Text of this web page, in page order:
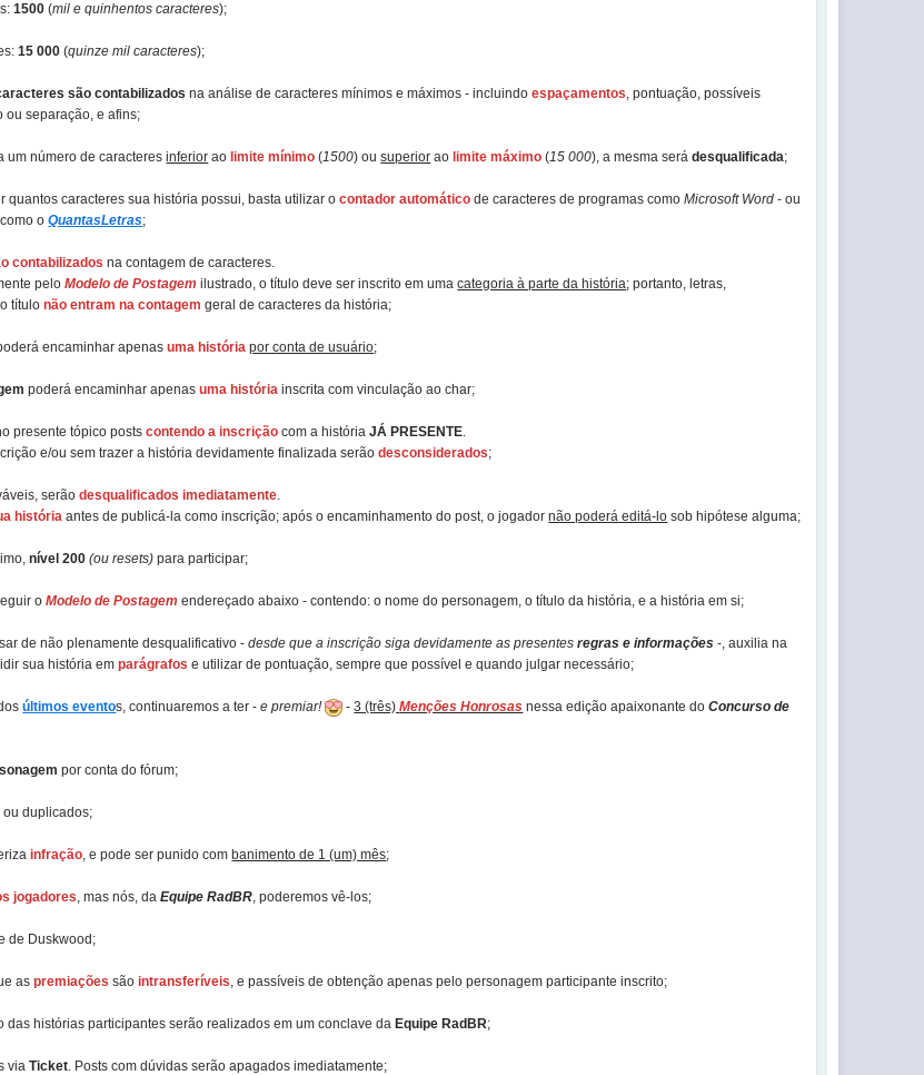
1500 (mil e quinhentos caracteres);
15 000 (quinze mil caracteres);
são contabilizados na análise de caracteres mínimos e máximos - incluindoespaçamentos, pontuação, possíveis
ou separação, e afins;
um número de caracteresinferior ao limite mínimo (1500) ousuperior ao limite máximo (15 000), a mesma serádesqualificada;
quantos caracteres sua história possui, basta utilizar ocontador automático de caracteres de programas comoMicrosoft Word - ou
oQuantasLetras;
contabilizados na contagem de caracteres.
peloModelo de Postagem ilustrado, o título deve ser inscrito em umacategoria à parte da história; portanto, letras,
títulonão entram na contagem geral de caracteres da história;
encaminhar apenasuma história por conta de usuário;
poderá encaminhar apenasuma história inscrita com vinculação ao char;
presente tópico postscontendo a inscrição com a históriaJÁ PRESENTE.
e/ou sem trazer a história devidamente finalizada serãodesconsiderados;
serãodesqualificados imediatamente.
história antes de publicá-la como inscrição; após o encaminhamento do post, o jogadornão poderá editá-lo sob hipótese alguma;
nível 200 (ou resets) para participar;
oModelo de Postagem endereçado abaixo - contendo: o nome do personagem, o título da história, e a história em si;
de não plenamente desqualificativo -desde que a inscrição siga devidamente as presentesregras e informações -, auxilia na
sua história emparágrafos e utilizar de pontuação, sempre que possível e quando julgar necessário;
últimos eventos, continuaremos a ter -e premiar! -3 (três)Menções Honrosas nessa edição apaixonante doConcurso de
por conta do fórum;
ou duplicados;
infração, e pode ser punido com banimento de 1 (um) mês;
jogadores, mas nós, daEquipe RadBR, poderemos vê-los;
de Duskwood;
aspremiações sãointransferíveis, e passíveis de obtenção apenas pelo personagem participante inscrito;
das histórias participantes serão realizados em um conclave da Equipe RadBR;
viaTicket. Posts com dúvidas serão apagados imediatamente;